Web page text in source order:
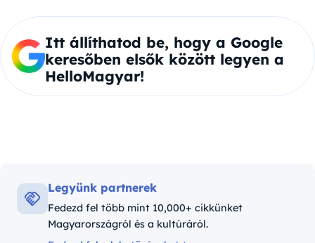
Itt állíthatod be, hogy a Google
keresőben elsők között legyen a
HelloMagyar!
Legyünk partnerek
Fedezd fel több mint 10,000+ cikkünket
Magyarországról és a kultúráról.